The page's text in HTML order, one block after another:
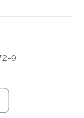
新作「DJI
9